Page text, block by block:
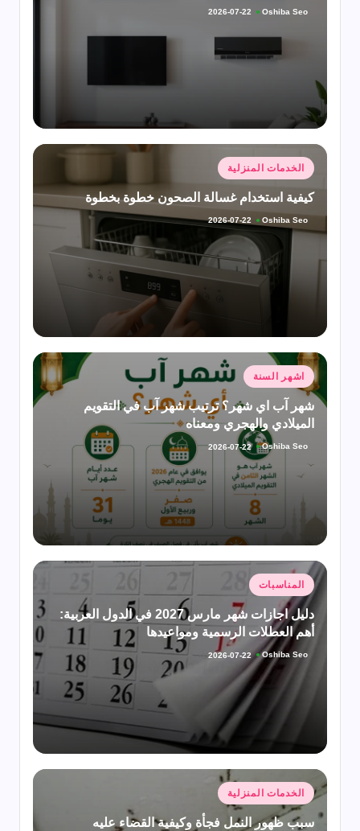
تمّ
Oshiba Seo
2026-07-22
نُشرالخدمات المنزلية
كيفية استخدام غسالة الصحون خطوة بخطوة
تمّ
النشر
Oshiba Seo
2026-07-22
نُشر
في
اشهر السنة
شهر آب اي شهر؟ ترتيب شهر آب في التقويم
الميلادي والهجري ومعناه
تمّ
Oshiba Seo
2026-07-22
نُشر
في
المناسبات
دليل اجازات شهر مارس 2027 في الدول العربية:
أهم العطلات الرسمية ومواعيدها
تمّ
Oshiba Seo
2026-07-22
نُشر
في
الخدمات المنزلية
سبب ظهور النمل فجأة وكيفية القضاء عليه